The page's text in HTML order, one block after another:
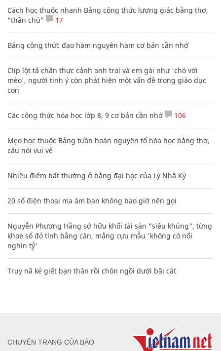
Cách học thuộc nhanh Bảng công thức lượng giác bằng thơ,
"thần chú"
17
Bảng công thức đạo hàm nguyên hàm cơ bản cần nhớ
Clip lột tả chân thực cảnh anh trai và em gái như 'chó với
mèo', người tinh ý còn phát hiện một vấn đề trong giáo dục
con
Các công thức hóa học lớp 8, 9 cơ bản cần nhớ 106
Mẹo học thuộc Bảng tuần hoàn nguyên tố hóa học bằng thơ,
câu nói vui vẻ
Nhiều điểm bất thường ở bằng đại học của Lý Nhã Kỳ
20 số điện thoại ma ám bạn không bao giờ nên gọi
Nguyễn Phương Hằng sở hữu khối tài sản "siêu khủng", từng
khoe sổ đỏ tính bằng cân, mắng cựu mẫu 'không có nổi
nghìn tỷ'
Truy nã kẻ giết bạn thân rồi chôn ngồi dưới bãi cát
CHUYÊN TRANG CỦA BÁO